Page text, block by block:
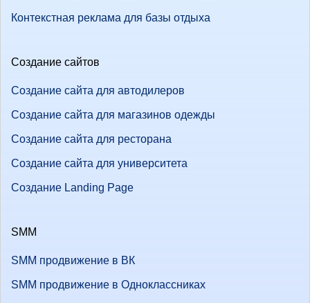
Контекстная реклама для базы отдыха
Создание сайтов
Создание сайта для автодилеров
Создание сайта для магазинов одежды
Создание сайта для ресторана
Создание сайта для университета
Создание Landing Page
SMM
SMM продвижение в ВК
SMM продвижение в Одноклассниках